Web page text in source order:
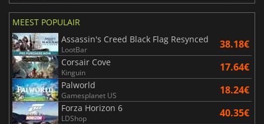
MEEST POPULAIR
Assassin's Creed Black Flag Resynced
LootBar 38.18€
Corsair Cove
Kinguin 17.64€
Palworld
Gamesplanet US 18.24€
Forza Horizon 6
LDShop 40.35€